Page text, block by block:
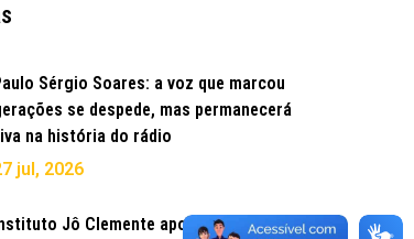
Sérgio Soares: a voz que marcou
se despede, mas permanecerá
na história do rádio
jul, 2026
Jô Clemente aposta em